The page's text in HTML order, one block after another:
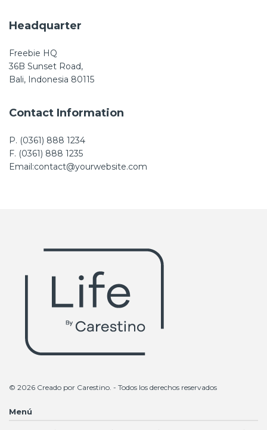
Headquarter
Freebie HQ
36B Sunset Road,
Bali, Indonesia 80115
Contact Information
P. (0361) 888 1234
F. (0361) 888 1235
Email:contact@yourwebsite.com
© 2026 Creado por Carestino. - Todos los derechos reservados
Menú